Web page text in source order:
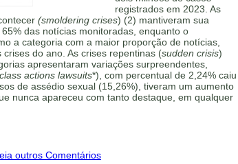
registrados em 2023. As
(smoldering crises) (2) mantiveram sua
das notícias monitoradas, enquanto o
a categoria com a maior proporção de notícias,
do ano. As crises repentinas (sudden crisis)
apresentaram variações surpreendentes,
class actions lawsuits*), com percentual de 2,24% caiu
de assédio sexual (15,26%), tiveram um aumento
nunca apareceu com tanto destaque, em qualquer
outros Comentários